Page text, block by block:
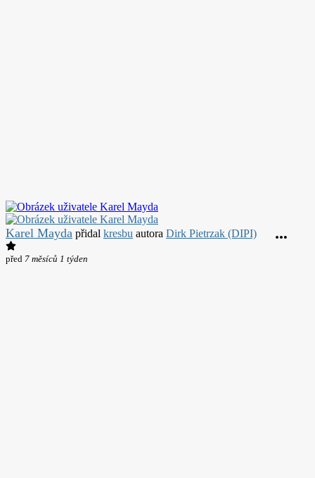
Karel Mayda přidal kresbu autora Dirk Pietrzak (DIPI)
před 7 měsíců 1 týden